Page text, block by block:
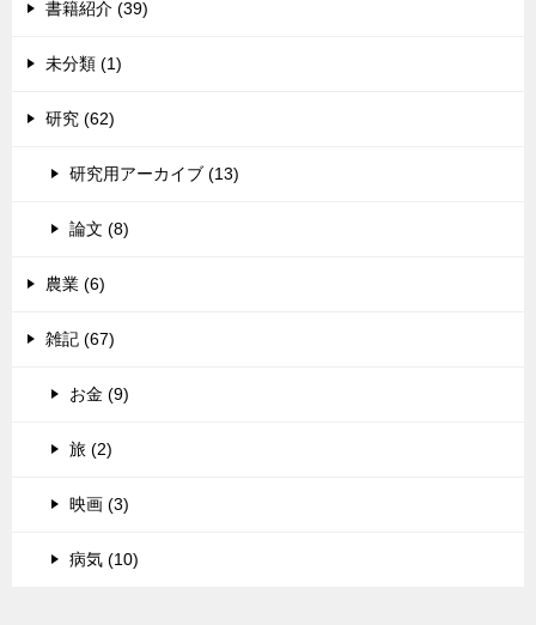
書籍紹介 (39)
未分類 (1)
研究 (62)
研究用アーカイブ (13)
論文 (8)
農業 (6)
雑記 (67)
お金 (9)
旅 (2)
映画 (3)
病気 (10)